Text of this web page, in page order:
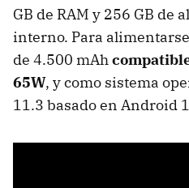
GB de RAM y 256 GB de
interno. Para
de 4.500 mAh
65W, y como sistema
11.3 basado en Android